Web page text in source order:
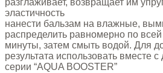
разглаживает, возвращает им
эластичность
нанести бальзам на влажные,
распределить равномерно по
минуты, затем смыть водой. Для
результата использовать вместе
серии “AQUA BOOSTER”